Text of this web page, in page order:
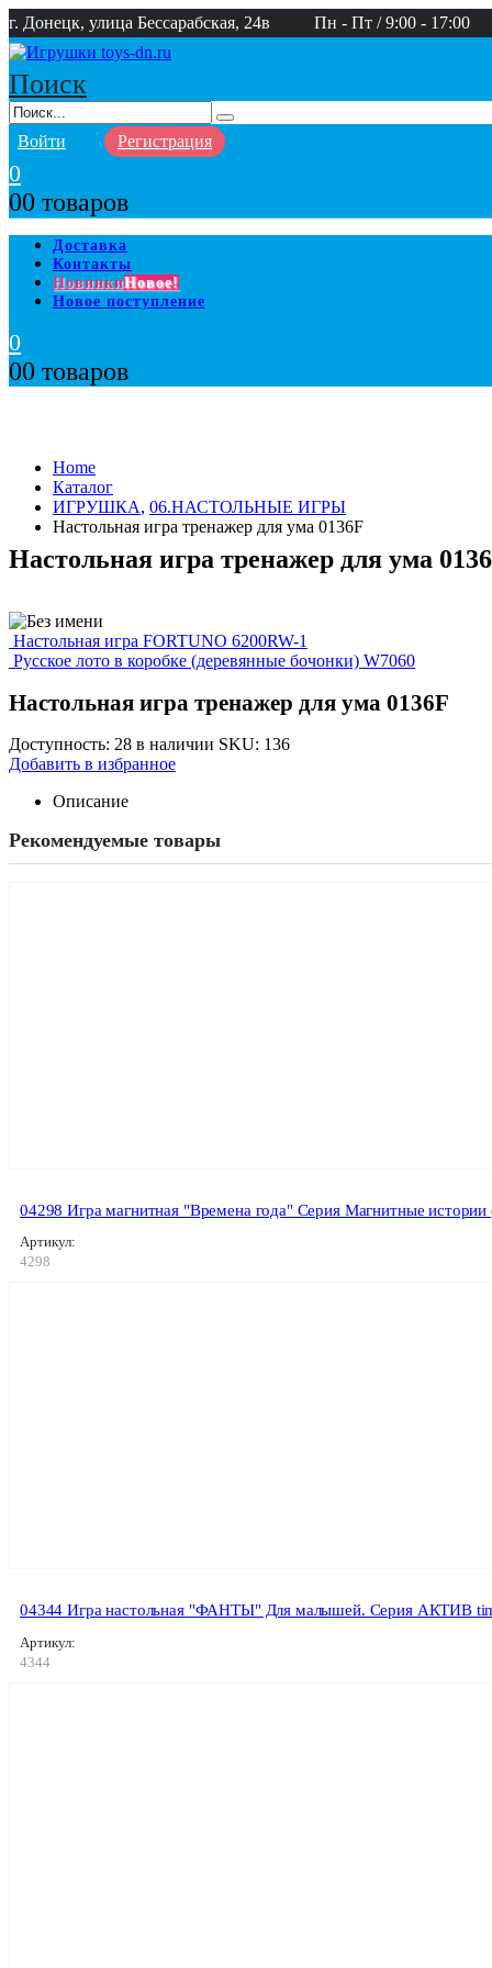
г. Донецк, улица Бессарабская, 24в Пн - Пт / 9:00 - 17:00
Поиск
Войти Регистрация
0
00 товаров
Доставка
Контакты
НовинкиНовое!
Новое поступление
0
00 товаров
Home
Каталог
ИГРУШКА, 06.НАСТОЛЬНЫЕ ИГРЫ
Настольная игра тренажер для ума 0136F
Настольная игра тренажер для ума
Настольная игра FORTUNO 6200RW-1
Русское лото в коробке (деревянные бочонки) W7060
Настольная игра тренажер для ума 0136F
Доступность: 28 в наличии SKU: 136
Добавить в избранное
Описание
Рекомендуемые товары
04298 Игра магнитная "Времена года" Серия Магнитные истории
Артикул:
4298
04344 Игра настольная "ФАНТЫ" Для малышей. Серия АКТИВ
Артикул:
4344